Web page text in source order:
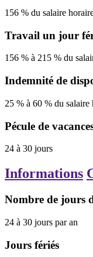
156 % du salaire
Travail un jour
156 % à 215 % du
Indemnité de
25 % à 60 % du salaire
Pécule de
24 à 30 jours
Informations
Nombre de jours
24 à 30 jours par an
Jours fériés